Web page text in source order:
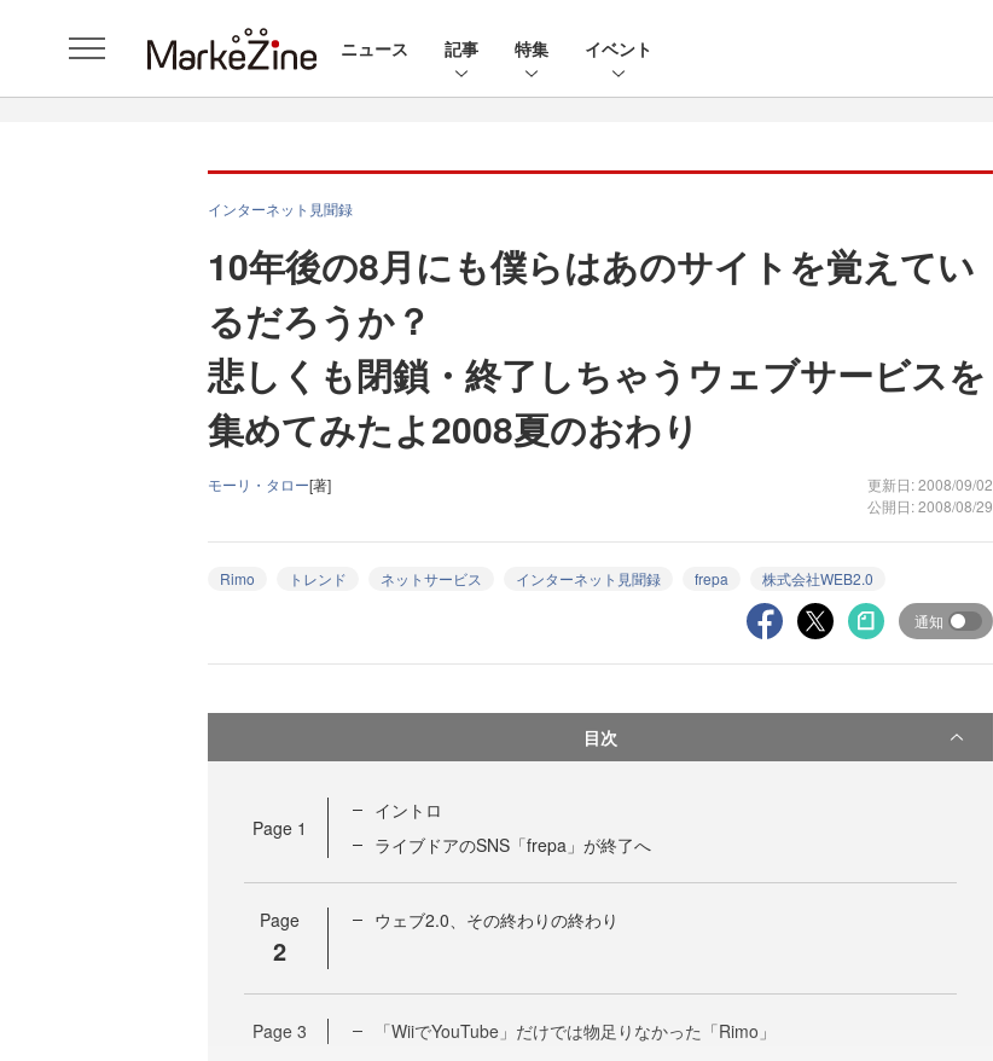
ニュース 記事 特集 イベント
インターネット見聞録
10年後の8月にも僕らはあのサイトを覚えてい
るだろうか？
悲しくも閉鎖・終了しちゃうウェブサービスを
集めてみたよ2008夏のおわり
モーリ・タロー[著]
更新日: 2008/09/02
公開日: 2008/08/29
Rimo トレンド ネットサービス インターネット見聞録 frepa 株式会社WEB2.0
通知
目次
Page 1
イントロ
ライブドアのSNS「frepa」が終了へ
Page
2
ウェブ2.0、その終わりの終わり
Page 3 「WiiでYouTube」だけでは物足りなかった「Rimo」